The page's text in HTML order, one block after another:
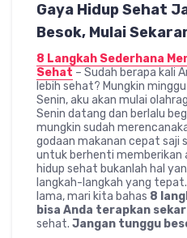
Gaya Hidup Sehat
Besok, Mulai
8 Langkah Sederhana
Sehat – Sudah berapa kali
lebih sehat? Mungkin
Senin, aku akan mulai
Senin datang dan berlalu
mungkin sudah
godaan makanan cepat saji
untuk berhenti memberikan
hidup sehat bukanlah hal
langkah-langkah yang
lama, mari kita bahas 8
bisa Anda terapkan
sehat. Jangan tunggu